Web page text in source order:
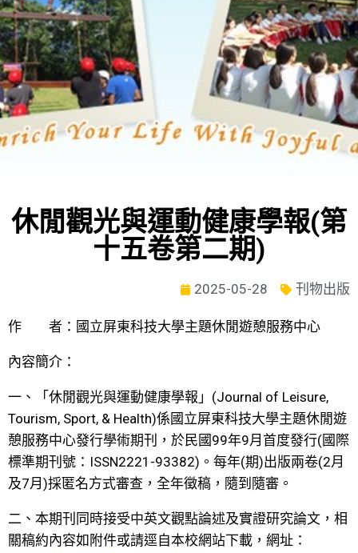
休閒觀光與運動健康學報(第
十五卷第二期)
2025-05-28 刊物出版
作 者：國立屏東科技大學主題休閒遊憩服務中心
內容簡介：
一、「休閒觀光與運動健康學報」(Journal of Leisure,
Tourism, Sport, & Health)係國立屏東科技大學主題休閒遊
憩服務中心發行學術期刊，於民國99年9月首度發行(國際
標準期刊號：ISSN2221-93382)。每年(期)出版兩卷(2月
及7月)採匿名方式審查，全年徵稿，隨到隨審。
二、本期刊同時接受中英文觀點論述及實證研究論文，相
關稿約內容如附件或請逕自本校網站下載，網址：